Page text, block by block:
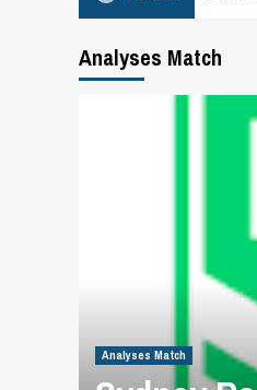
Analyses Match
Analyses Match